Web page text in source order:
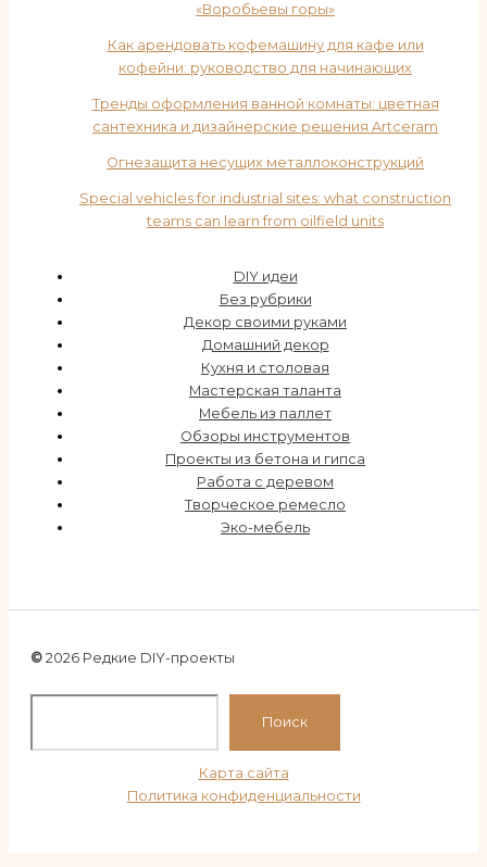
«Воробьевы горы»
Как арендовать кофемашину для кафе или
кофейни: руководство для начинающих
Тренды оформления ванной комнаты: цветная
сантехника и дизайнерские решения Artceram
Огнезащита несущих металлоконструкций
Special vehicles for industrial sites: what construction
teams can learn from oilfield units
DIY идеи
Без рубрики
Декор своими руками
Домашний декор
Кухня и столовая
Мастерская таланта
Мебель из паллет
Обзоры инструментов
Проекты из бетона и гипса
Работа с деревом
Творческое ремесло
Эко-мебель
© 2026 Редкие DIY-проекты
Поиск
Карта сайта
Политика конфиденциальности